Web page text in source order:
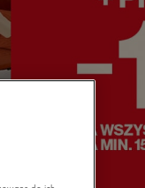
BUTY DLA CHŁOPCA
4-8 lat